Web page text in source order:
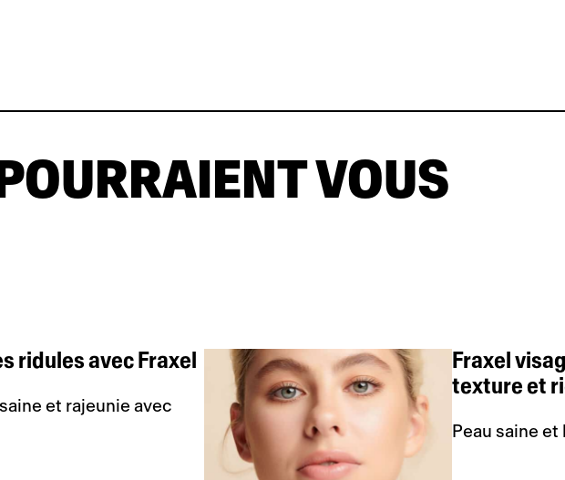
VOUS
ridules avec Fraxel
et rajeunie avec
Fraxel
texture et
Peau saine et